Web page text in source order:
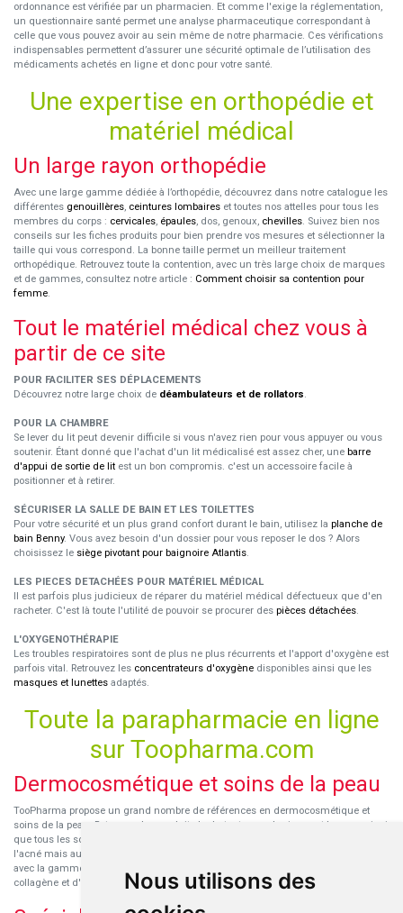
Nous utilisons des
ordonnance est vérifiée par un pharmacien. Et comme l'exige la réglementation,
un questionnaire santé permet une analyse pharmaceutique correspondant à
celle que vous pouvez avoir au sein même de notre pharmacie. Ces vérifications
indispensables permettent d’assurer une sécurité optimale de l’utilisation des
médicaments achetés en ligne et donc pour votre santé.
Une expertise en orthopédie et
matériel médical
Un large rayon orthopédie
Avec une large gamme dédiée à l’orthopédie, découvrez dans notre catalogue les
différentes genouillères, ceintures lombaires et toutes nos attelles pour tous les
membres du corps : cervicales, épaules, dos, genoux, chevilles. Suivez bien nos
conseils sur les fiches produits pour bien prendre vos mesures et sélectionner la
taille qui vous correspond. La bonne taille permet un meilleur traitement
orthopédique. Retrouvez toute la contention, avec un très large choix de marques
et de gammes, consultez notre article : Comment choisir sa contention pour
femme.
Tout le matériel médical chez vous à
partir de ce site
POUR FACILITER SES DÉPLACEMENTS
Découvrez notre large choix de déambulateurs et de rollators.
POUR LA CHAMBRE
Se lever du lit peut devenir difficile si vous n'avez rien pour vous appuyer ou vous
soutenir. Étant donné que l'achat d'un lit médicalisé est assez cher, une barre
d'appui de sortie de lit est un bon compromis. c'est un accessoire facile à
positionner et à retirer.
SÉCURISER LA SALLE DE BAIN ET LES TOILETTES
Pour votre sécurité et un plus grand confort durant le bain, utilisez la planche de
bain Benny. Vous avez besoin d'un dossier pour vous reposer le dos ? Alors
choisissez le siège pivotant pour baignoire Atlantis.
LES PIECES DETACHÉES POUR MATÉRIEL MÉDICAL
Il est parfois plus judicieux de réparer du matériel médical défectueux que d'en
racheter. C'est là toute l'utilité de pouvoir se procurer des pièces détachées.
L'OXYGENOTHÉRAPIE
Les troubles respiratoires sont de plus ne plus récurrents et l'apport d'oxygène est
parfois vital. Retrouvez les concentrateurs d'oxygène disponibles ainsi que les
masques et lunettes adaptés.
Toute la parapharmacie en ligne
sur Toopharma.com
Dermocosmétique et soins de la peau
TooPharma propose un grand nombre de références en dermocosmétique et
soins de la peau. Retrouvez les produits hydratants pour le visage et le corps ainsi
que tous les soins pour peaux sensibles ou à tendance atopique, les soins pour
l'acné mais aussi des démaquillants. Découvrez nos nouvelles références SVR
avec la gamme anti-âge pour les peaux encore jeunes
collagène et d'acide hyaluronique.